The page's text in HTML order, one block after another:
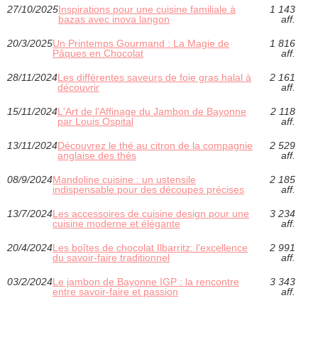
27/10/2025Inspirations pour une cuisine familiale à
bazas avec inova langon
1 143
aff.
20/3/2025Un Printemps Gourmand : La Magie de
Pâques en Chocolat
1 816
aff.
28/11/2024Les différentes saveurs de foie gras halal à
découvrir
2 161
aff.
15/11/2024L'Art de l'Affinage du Jambon de Bayonne
par Louis Ospital
2 118
aff.
13/11/2024Découvrez le thé au citron de la compagnie
anglaise des thés
2 529
aff.
08/9/2024Mandoline cuisine : un ustensile
indispensable pour des découpes précises
2 185
aff.
13/7/2024Les accessoires de cuisine design pour une
cuisine moderne et élégante
3 234
aff.
20/4/2024Les boîtes de chocolat Ilbarritz: l'excellence
du savoir-faire traditionnel
2 991
aff.
03/2/2024Le jambon de Bayonne IGP : la rencontre
entre savoir-faire et passion
3 343
aff.